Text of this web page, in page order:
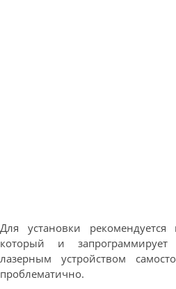
Для установки рекомендуется
который и
лазерным устройством
проблематично.